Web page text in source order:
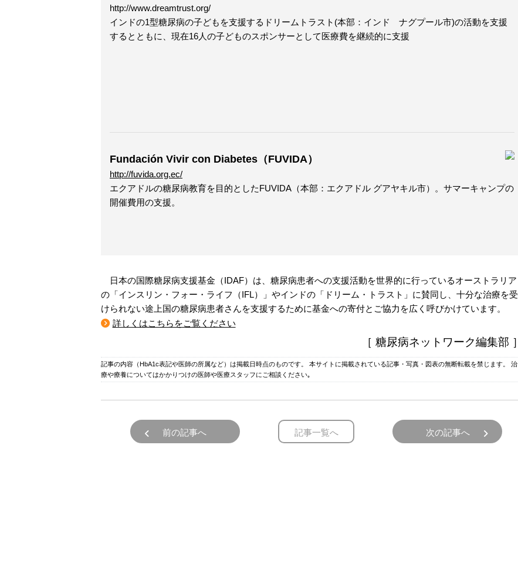
http://www.dreamtrust.org/
インドの1型糖尿病の子どもを支援するドリームトラスト(本部：インド ナグプール市)の活動を支援
するとともに、現在16人の子どものスポンサーとして医療費を継続的に支援
Fundación Vivir con Diabetes（FUVIDA）
http://fuvida.org.ec/
エクアドルの糖尿病教育を目的としたFUVIDA（本部：エクアドル グアヤキル市）。サマーキャンプの
開催費用の支援。
日本の国際糖尿病支援基金（IDAF）は、糖尿病患者への支援活動を世界的に行っているオーストラリア
の「インスリン・フォー・ライフ（IFL）」やインドの「ドリーム・トラスト」に賛同し、十分な治療を受
けられない途上国の糖尿病患者さんを支援するために基金への寄付とご協力を広く呼びかけています。
詳しくはこちらをご覧ください
［ 糖尿病ネットワーク編集部 ］
記事の内容（HbA1c表記や医師の所属など）は掲載日時点のものです。 本サイトに掲載されている記事・写真・図表の無断転載を禁じます。 治
療や療養についてはかかりつけの医師や医療スタッフにご相談ください｡
前の記事へ 記事一覧へ 次の記事へ